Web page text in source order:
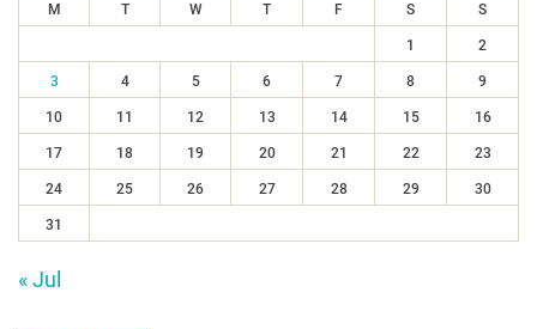
M T W T F S S
1 2
3 4 5 6 7 8 9
10 11 12 13 14 15 16
17 18 19 20 21 22 23
24 25 26 27 28 29 30
31
« Jul